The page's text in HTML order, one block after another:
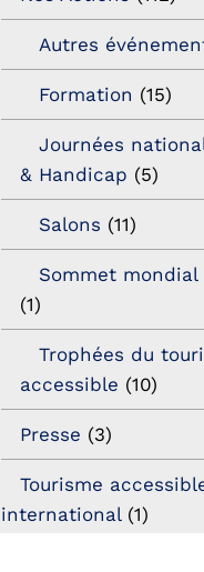
Autres
Formation (15)
Journées
& Handicap (5)
Salons (11)
Sommet
(1)
Trophées du
accessible (10)
Presse (3)
Tourisme
international(1)